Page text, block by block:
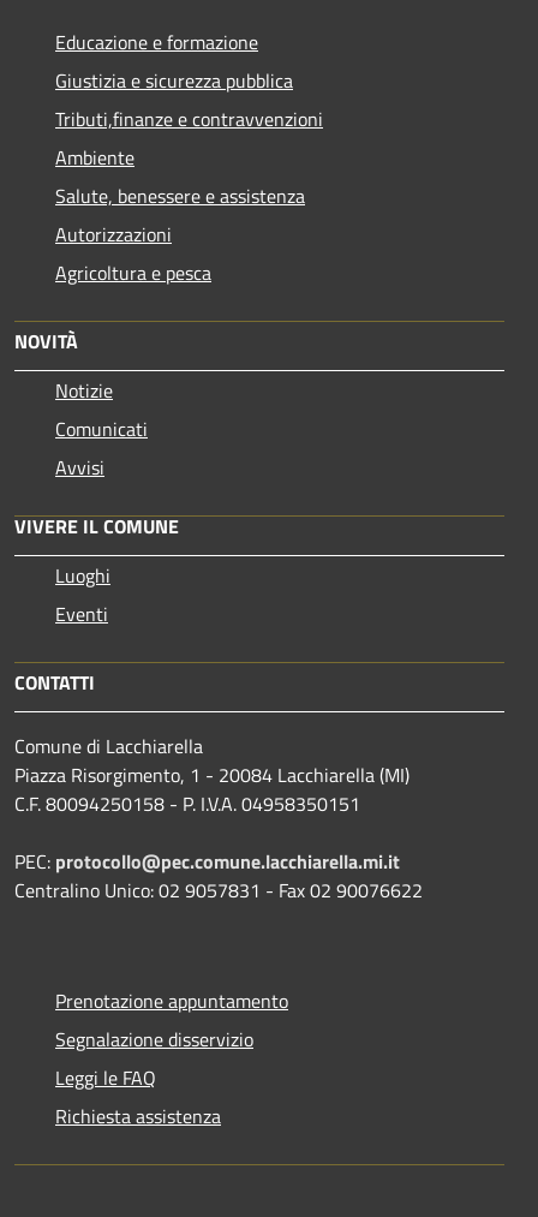
Educazione e formazione
Giustizia e sicurezza pubblica
Tributi,finanze e contravvenzioni
Ambiente
Salute, benessere e assistenza
Autorizzazioni
Agricoltura e pesca
NOVITÀ
Notizie
Comunicati
Avvisi
VIVERE IL COMUNE
Luoghi
Eventi
CONTATTI
Comune di Lacchiarella
Piazza Risorgimento, 1 - 20084 Lacchiarella (MI)
C.F. 80094250158 - P. I.V.A. 04958350151
PEC: protocollo@pec.comune.lacchiarella.mi.it
Centralino Unico: 02 9057831 - Fax 02 90076622
Prenotazione appuntamento
Segnalazione disservizio
Leggi le FAQ
Richiesta assistenza